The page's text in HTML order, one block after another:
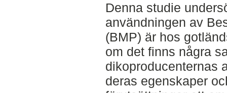
Denna studie
användningen av
(BMP) är hos
om det finns några
dikoproducenternas
deras egenskaper